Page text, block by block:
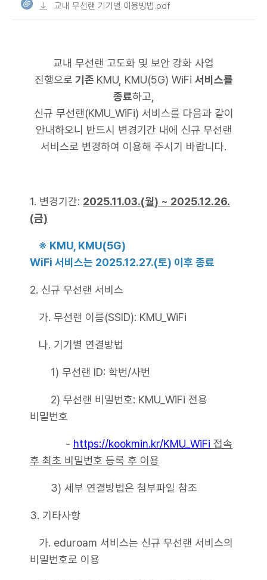
교내 무선랜 기기별 이용방법.pdf
교내 무선랜 고도화 및 보안 강화 사업
진행으로 기존 KMU, KMU(5G) WiFi 서비스를
종료하고,
신규 무선랜(KMU_WiFi) 서비스를 다음과 같이
안내하오니 반드시 변경기간 내에 신규 무선랜
서비스로 변경하여 이용해 주시기 바랍니다.
1. 변경기간: 2025.11.03.(월) ~ 2025.12.26.
(금)
※ KMU, KMU(5G)
WiFi 서비스는 2025.12.27.(토) 이후 종료
2. 신규 무선랜 서비스
가. 무선랜 이름(SSID): KMU_WiFi
나. 기기별 연결방법
1) 무선랜 ID: 학번/사번
2) 무선랜 비밀번호: KMU_WiFi 전용
비밀번호
- https://kookmin.kr/KMU_WiFi 접속
후 최초 비밀번호 등록 후 이용
3) 세부 연결방법은 첨부파일 참조
3. 기타사항
가. eduroam 서비스는 신규 무선랜 서비스의
비밀번호로 이용